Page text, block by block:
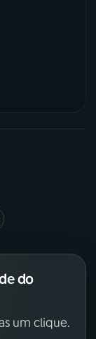
do
um clique.